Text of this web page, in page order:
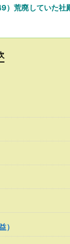
）荒廃していた社
）